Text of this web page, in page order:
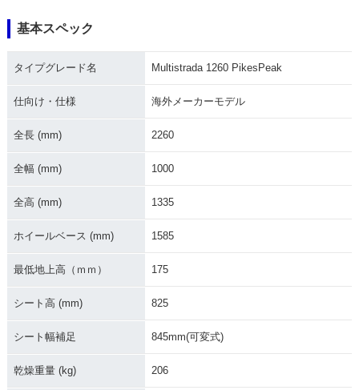
基本スペック
タイプグレード名 Multistrada 1260 PikesPeak
仕向け・仕様 海外メーカーモデル
全長 (mm) 2260
全幅 (mm) 1000
全高 (mm) 1335
ホイールベース (mm) 1585
最低地上高（ｍｍ） 175
シート高 (mm) 825
シート幅補足 845mm(可変式)
乾燥重量 (kg) 206